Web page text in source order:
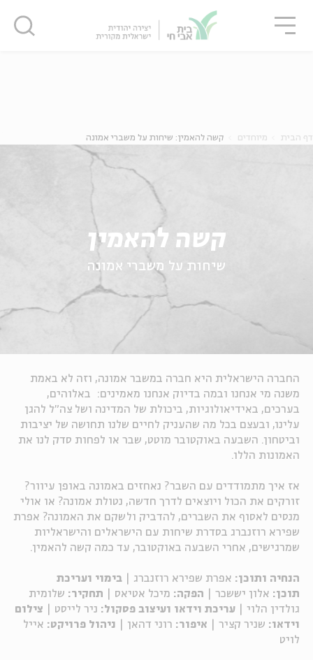
דף הבית
מיוחדים קשה להאמין: שיחות על משברי אמונה
קשה להאמין
שיחות על משברי אמונה
החברה הישראלית היא חברה במשבר אמונה, וזה לא באמת
משנה מי אנחנו ובמה בדיוק אנחנו מאמינים: באלוהים,
בערכים, באידיאולוגיות, ביכולת של המדינה ושל צה"ל להגן
עלינו, ובעצם בכל מה שהעניק לחיים שלנו תחושה של יציבות
וביטחון. השבעה באוקטובר מוטט, שבר או לפחות סדק לנו את
האמונות הללו.
אז איך מתמודדים עם השבר? נאחזים באמונה באופן עיוור?
זורקים את הכול ויוצאים לדרך חדשה, נטולת אמונה? או אולי
מנסים לאסוף את השברים, להדביק ולשקם את האמונה? אפרת
שפירא רוזנברג בסדרת שיחות עם הישראלים והישראליות
שמרגישים, אחרי השבעה באוקטובר, עד כמה קשה להאמין.
הנחיה ותוכן: אפרת שפירא רוזנברג |
בימוי ועריכת
תוכן: אלון יששכר הפקה: מיכל אטיאס תחקיר: שלומית
גולדין הלוי
עריכת וידאו ועיצוב פסקול: ניר לייסט |
צילום
וידאו: שניר קציר | איפור: רוני דהאן | ניהול פרויקט: אייל
לויט
סגור